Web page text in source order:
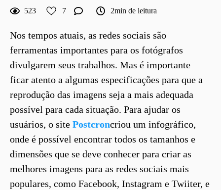
523 7 2min de leitura
Nos tempos atuais, as redes sociais são
ferramentas importantes para os fotógrafos
divulgarem seus trabalhos. Mas é importante
ficar atento a algumas especificações para que a
reprodução das imagens seja a mais adequada
possível para cada situação. Para ajudar os
usuários, o site Postcroncriou um infográfico,
onde é possível encontrar todos os tamanhos e
dimensões que se deve conhecer para criar as
melhores imagens para as redes sociais mais
populares, como Facebook, Instagram e Twiiter, e